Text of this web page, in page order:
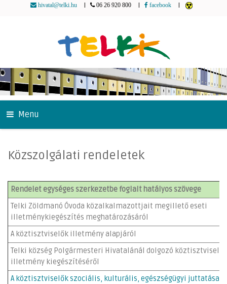
hivatal@telki.hu 06 26 920 800 facebook
Menu
Közszolgálati rendeletek
Rendelet egységes szerkezetbe foglalt hatályos szövege
Telki Zöldmanó Óvoda közalkalmazottjait megillető eseti
illetménykiegészítés meghatározásáról
A köztisztviselők illetmény alapjáról
Telki község Polgármesteri Hivatalánál dolgozó köztisztviselők
illetmény kiegészítéséről
A köztisztviselők szociális, kulturális, egészségügyi